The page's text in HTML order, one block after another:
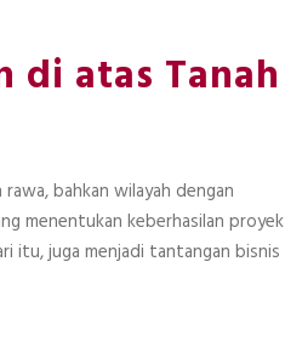
di atas Tanah
bahkan wilayah dengan
menentukan keberhasilan proyek
itu, juga menjadi tantangan bisnis